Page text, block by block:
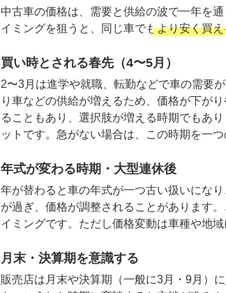
中古車の価格は、需要と供給の波で一年を
イミングを狙うと、同じ車でもより安く買
買い時とされる春先（4〜5月）
2〜3月は進学や就職、転勤などで車の需要
り車などの供給が増えるため、価格が下が
ることもあり、選択肢が増える時期でもあ
ットです。急がない場合は、この時期を一
年式が変わる時期・大型連休後
年が替わると車の年式が一つ古い扱いにな
が過ぎ、価格が調整されることがあります
イミングです。ただし価格変動は車種や地
月末・決算期を意識する
販売店は月末や決算期（一般に3月・9月）